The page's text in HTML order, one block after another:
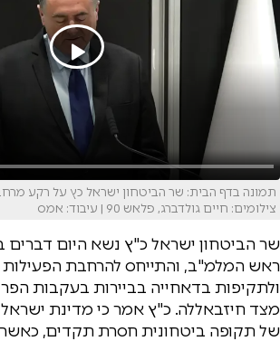
תמונה בדף הבית: שר הביטחון ישראל כץ על רקע
צילומים: חיים גולדברג, פלאש 90 | עיבוד: אמס
שר הביטחון ישראל כ"ץ נשא היום
ראש המלמ"ב, והתייחס להרחבת הפעילות
ולתקיפות בדאחייה בביירות בעקבות
מצד חיזבאללה. כ"ץ אמר כי מדינת
של תקופה ביטחונית חסרת תקדים,